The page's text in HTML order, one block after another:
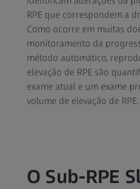
RPE que correspondem a
Como ocorre em muitas
monitoramento da
método automático,
elevação de RPE são
exame atual e um exame
volume de elevação de RPE.
O Sub-RPE